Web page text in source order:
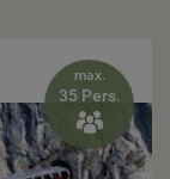
max.
35 Pers.
